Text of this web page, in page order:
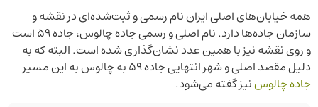
همه خیابان‌های اصلی ایران نام رسمی و ثبت‌شده‌ای در نقشه و
سازمان جاده‌ها دارد. نام اصلی و رسمی جاده چالوس، جاده 59 است
و روی نقشه نیز با همین عدد نشان‌گذاری شده است. البته که به
دلیل مقصد اصلی و شهر انتهایی جاده 59 به چالوس به این مسیر
جاده چالوسنیز گفته می‌شود.